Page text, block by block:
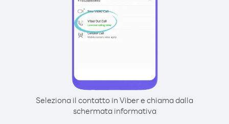
Seleziona il contatto in Viber e chiama dalla
schermata informativa